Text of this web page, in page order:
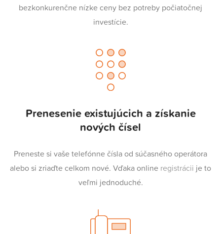
bezkonkurenčne nízke ceny bez potreby počiatočnej
investície.
Prenesenie existujúcich a získanie
nových čísel
Preneste si vaše telefónne čísla od súčasného operátora
alebo si zriaďte celkom nové. Vďaka online registrácii je to
veľmi jednoduché.